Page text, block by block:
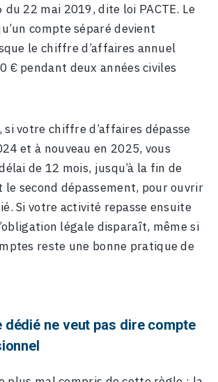
du 22 mai 2019, dite loi PACTE. Le
compte séparé devient
le chiffre d’affaires annuel
€ pendant deux années civiles
si votre chiffre d’affaires dépasse
et à nouveau en 2025, vous
de 12 mois, jusqu’à la fin de
le second dépassement, pour ouvrir
Si votre activité repasse ensuite
légale disparaît, même si
reste une bonne pratique de
dédié ne veut pas dire compte